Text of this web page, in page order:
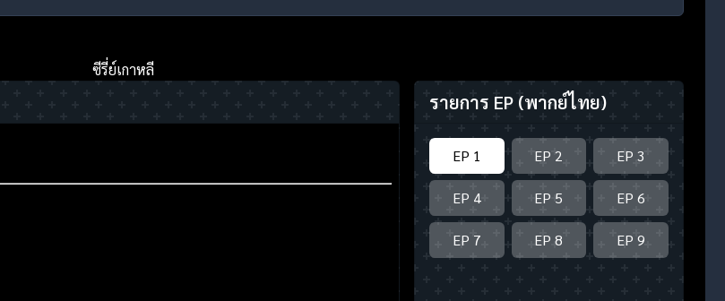
ซีรี่ย์เกาหลี
รายการ EP (พากย์ไทย)
EP 1 EP 2 EP 3
EP 4 EP 5 EP 6
EP 7 EP 8 EP 9